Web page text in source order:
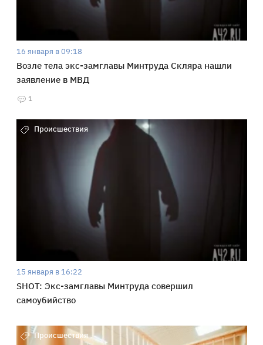
16 января в 09:18
Возле тела экс-замглавы Минтруда Скляра нашли
заявление в МВД
1
Происшествия
15 января в 16:22
SHOT: Экс-замглавы Минтруда совершил
самоубийство
Происшествия